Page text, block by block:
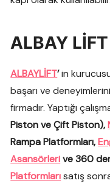
ALBAY LİFT
ALBAYLİFT’in
başarı ve
firmadır. Yaptığı
Piston ve Çift Piston),
Rampa Platformları,
Asansörlerive 360
Platformları satış